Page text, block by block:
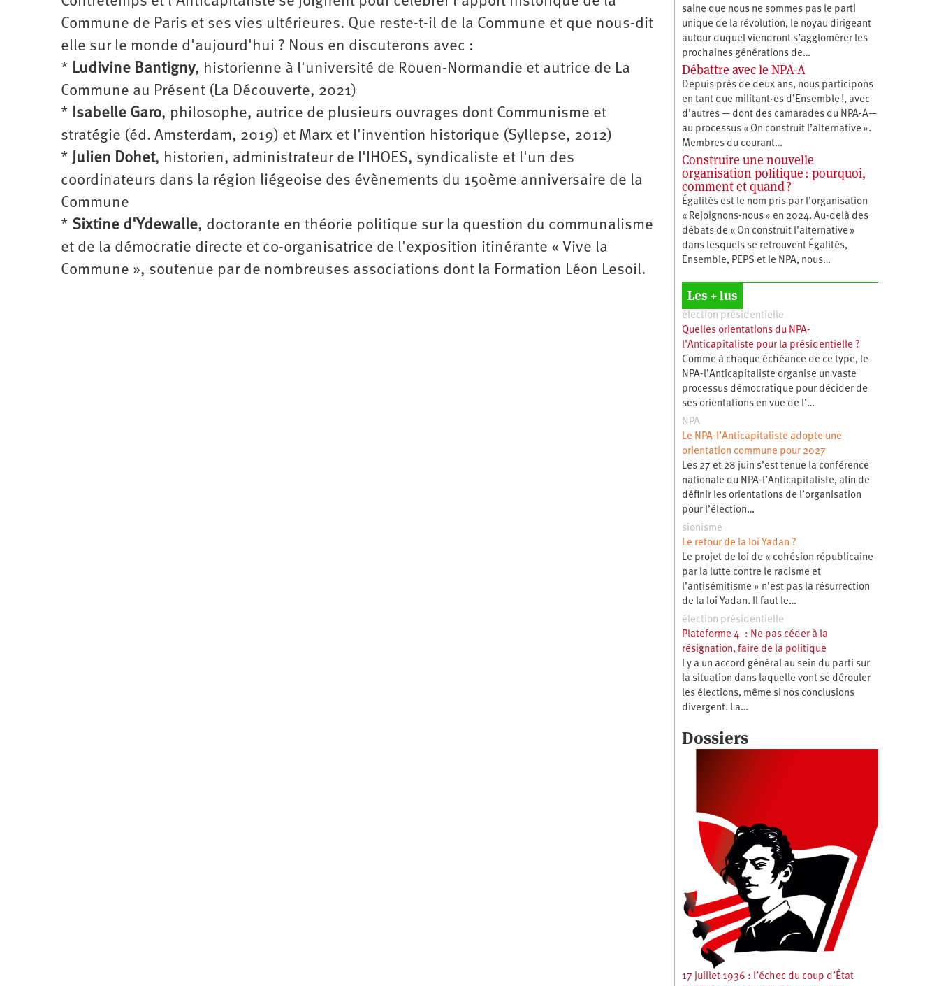
Commune de Paris et ses vies ultérieures. Que reste-t-il de la Commune et que nous-dit
elle sur le monde d'aujourd'hui ? Nous en discuterons avec :
* Ludivine Bantigny, historienne à l'université de Rouen-Normandie et autrice de La
Commune au Présent (La Découverte, 2021)
* Isabelle Garo, philosophe, autrice de plusieurs ouvrages dont Communisme et
stratégie (éd. Amsterdam, 2019) et Marx et l'invention historique (Syllepse, 2012)
* Julien Dohet, historien, administrateur de l'IHOES, syndicaliste et l'un des
coordinateurs dans la région liégeoise des évènements du 150ème anniversaire de la
Commune
* Sixtine d'Ydewalle, doctorante en théorie politique sur la question du communalisme
et de la démocratie directe et co-organisatrice de l'exposition itinérante « Vive la
Commune », soutenue par de nombreuses associations dont la Formation Léon Lesoil.
saine que nous ne sommes pas le parti
unique de la révolution, le noyau dirigeant
autour duquel viendront s’agglomérer les
prochaines générations de…
Débattre avec le NPA-A
Depuis près de deux ans, nous participons
en tant que militant·es d’Ensemble !, avec
d’autres — dont des camarades du NPA-A—
au processus « On construit l’alternative ».
Membres du courant…
Construire une nouvelle
organisation politique : pourquoi,
comment et quand ?
Égalités est le nom pris par l’organisation
« Rejoignons-nous » en 2024. Au-delà des
débats de « On construit l’alternative »
dans lesquels se retrouvent Égalités,
Ensemble, PEPS et le NPA, nous…
Les + lus
élection présidentielle
Quelles orientations du NPA-
l’Anticapitaliste pour la présidentielle ?
Comme à chaque échéance de ce type, le
NPA-l’Anticapitaliste organise un vaste
processus démocratique pour décider de
ses orientations en vue de l’…
NPA
Le NPA-l’Anticapitaliste adopte une
orientation commune pour 2027
Les 27 et 28 juin s’est tenue la conférence
nationale du NPA-l’Anticapitaliste, afin de
définir les orientations de l’organisation
pour l’élection…
sionisme
Le retour de la loi Yadan ?
Le projet de loi de « cohésion républicaine
par la lutte contre le racisme et
l’antisémitisme » n’est pas la résurrection
de la loi Yadan. Il faut le…
élection présidentielle
Plateforme 4 : Ne pas céder à la
résignation, faire de la politique
l y a un accord général au sein du parti sur
la situation dans laquelle vont se dérouler
les élections, même si nos conclusions
divergent. La…
Dossiers
17 juillet 1936 : l’échec du coup d’État